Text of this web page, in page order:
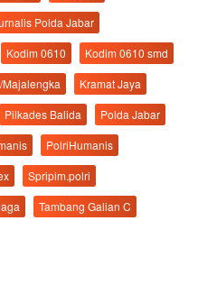
Polda Jabar
Kodim 0610
Kodim 0610 smd
Kramat Jaya
Pilkades Balida
Polda Jabar
PolriHumanis
Spripim.polri
Tambang Galian C